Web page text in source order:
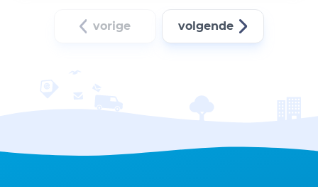
vorige volgende